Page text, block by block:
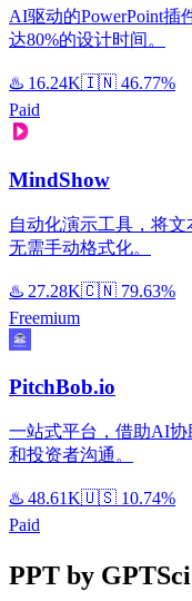
AI驱动的PowerPoint
达80%的设计时间。
♨️ 16.24K🇮🇳 46.77%
Paid
MindShow
自动化演示工具，将
无需手动格式化。
♨️ 27.28K🇨🇳 79.63%
Freemium
PitchBob.io
一站式平台，借助AI协
和投资者沟通。
♨️ 48.61K🇺🇸 10.74%
Paid
PPT by